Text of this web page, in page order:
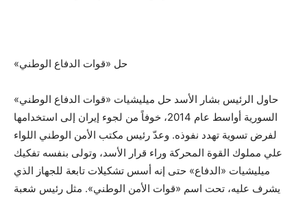
حل «قوات الدفاع الوطني»
حاول الرئيس بشار الأسد حل ميليشيات «قوات الدفاع الوطني»
السورية أواسط عام 2014، خوفاً من لجوء إيران إلى استخدامها
لفرض تسوية تهدد نفوذه. وعدّ رئيس مكتب الأمن الوطني اللواء
علي مملوك القوة المحركة وراء قرار الأسد، وتولى بنفسه تفكيك
ميليشيات «الدفاع» حتى إنه أسس تشكيلات تابعة للجهاز الذي
يشرف عليه، تحت اسم «قوات الأمن الوطني». مثل رئيس شعبة